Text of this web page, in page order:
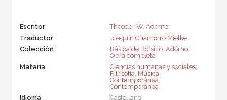
Escritor
Theodor W. Adorno
Traductor
Joaquín Chamorro Mielke
Colección
Básica de Bolsillo  Adorno.
Obra completa
Materia
Ciencias humanas y sociales,
Filosofía, Música,
Contemporánea,
Contemporánea
Idioma
Castellano